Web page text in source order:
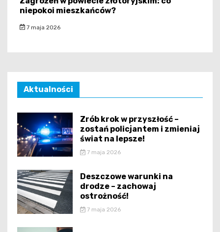
niepokoi mieszkańców?
7 maja 2026
Aktualności
Zrób krok w przyszłość –
zostań policjantem i zmieniaj
świat na lepsze!
7 maja 2026
Deszczowe warunki na
drodze – zachowaj
ostrożność!
7 maja 2026